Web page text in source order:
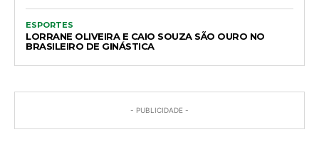
ESPORTES
LORRANE OLIVEIRA E CAIO SOUZA SÃO OURO NO
BRASILEIRO DE GINÁSTICA
- PUBLICIDADE -